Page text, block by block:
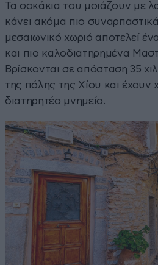
Τα σοκάκια του μοιάζουν με
κάνει ακόμα πιο
μεσαιωνικό χωριό αποτελεί
και πιο καλοδιατηρημένα
Βρίσκονται σε απόσταση 35
της πόλης της Χίου και έχουν
διατηρητέο μνημείο.